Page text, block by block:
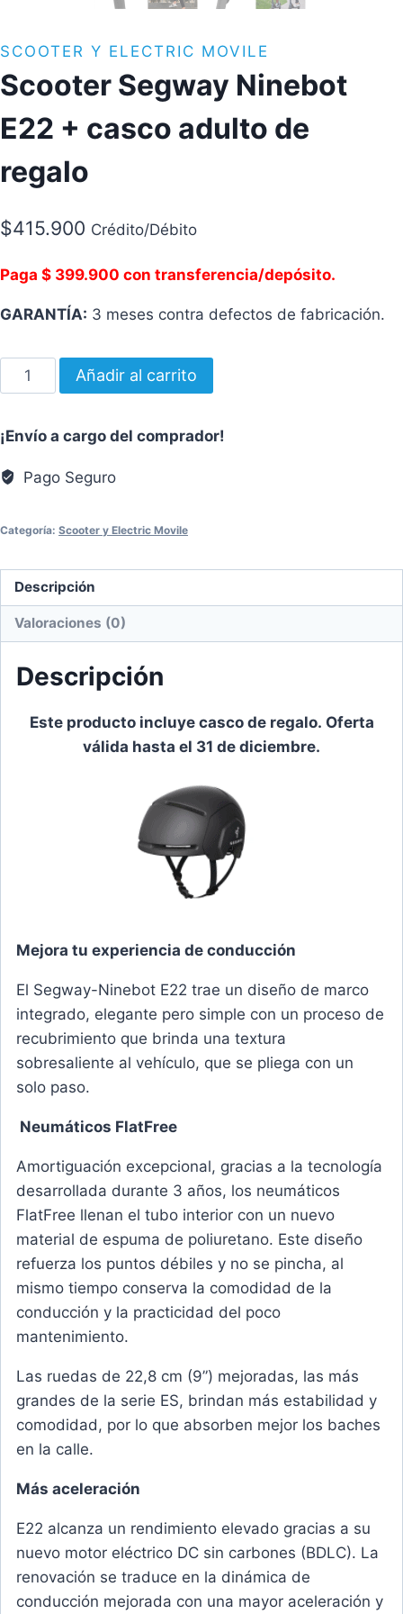
SCOOTER Y ELECTRIC MOVILE
Scooter Segway Ninebot
E22 + casco adulto de
regalo
$415.900 Crédito/Débito
Paga $ 399.900 con transferencia/depósito.
GARANTÍA: 3 meses contra defectos de fabricación.
Scooter
Segway
E22
+
casco
de
cantidad
Añadir al carrito
¡Envío a cargo del comprador!
Pago Seguro
Categoría: Scooter y Electric Movile
Descripción
Valoraciones (0)
Descripción
Este producto incluye casco de regalo. Oferta
válida hasta el 31 de diciembre.
Mejora tu experiencia de conducción
El Segway-Ninebot E22 trae un diseño de marco
integrado, elegante pero simple con un proceso de
recubrimiento que brinda una textura
sobresaliente al vehículo, que se pliega con un
solo paso.
Neumáticos FlatFree
Amortiguación excepcional, gracias a la tecnología
desarrollada durante 3 años, los neumáticos
FlatFree llenan el tubo interior con un nuevo
material de espuma de poliuretano. Este diseño
refuerza los puntos débiles y no se pincha, al
mismo tiempo conserva la comodidad de la
conducción y la practicidad del poco
mantenimiento.
Las ruedas de 22,8 cm (9”) mejoradas, las más
grandes de la serie ES, brindan más estabilidad y
comodidad, por lo que absorben mejor los baches
en la calle.
Más aceleración
E22 alcanza un rendimiento elevado gracias a su
nuevo motor eléctrico DC sin carbones (BDLC). La
renovación se traduce en la dinámica de
conducción mejorada con una mayor aceleración y